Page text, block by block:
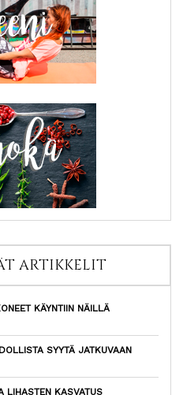
ARTIKKELIT
KÄYNTIIN NÄILLÄ
SYYTÄ JATKUVAAN
LIHASTEN KASVATUS